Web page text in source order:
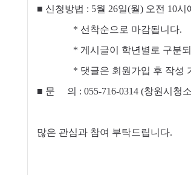
■ 신청방법 : 5월 26일(월) 오전 10
* 선착순으로 마감됩니다.
* 게시글이 학년별로 구분되어
* 댓글은 회원가입 후 작성 가
■ 문 의 : 055-716-0314 (창원시청
많은 관심과 참여 부탁드립니다.